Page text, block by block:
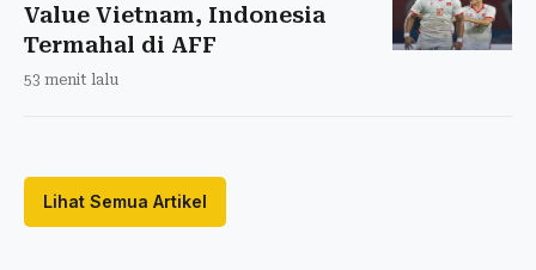
Value Vietnam, Indonesia
Termahal di AFF
53 menit lalu
Lihat Semua Artikel